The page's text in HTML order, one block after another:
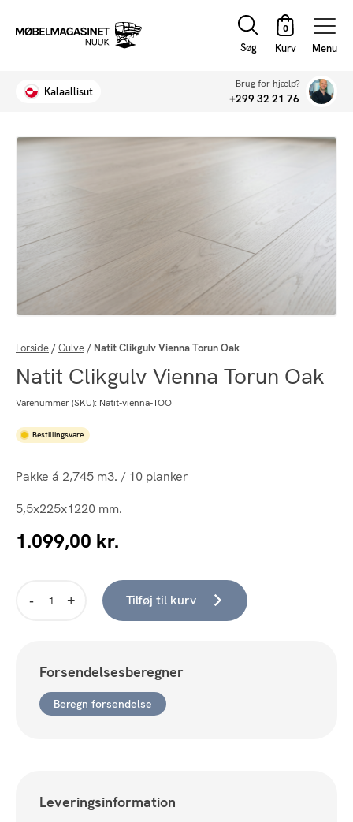
Søg Menu
Kalaallisut
Brug for hjælp?
+299 32 21 76
Forside /Gulve / Natit Clikgulv Vienna Torun Oak
Natit Clikgulv Vienna Torun Oak
Varenummer (SKU): Natit-vienna-TOO
Bestillingsvare
Pakke á 2,745 m3. / 10 planker
5,5x225x1220 mm.
1.099,00 kr.
Tilføj til kurv
Forsendelsesberegner
Beregn forsendelse
Leveringsinformation